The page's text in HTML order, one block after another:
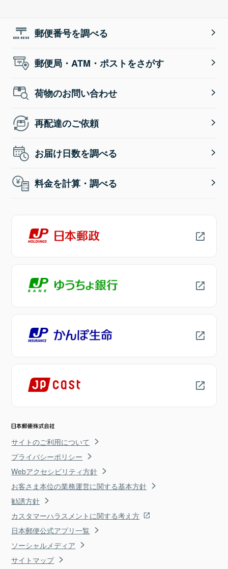
郵便番号を調べる
郵便局・ATM・ポストをさがす
荷物のお問い合わせ
再配達のご依頼
お届け日数を調べる
料金を計算・調べる
サイトのご利用について
プライバシーポリシー
Webアクセシビリティ方針
お客さま本位の業務運営に関する基本方針
勧誘方針
カスタマーハラスメントに関する考え方
日本郵便公式アプリ一覧
ソーシャルメディア
サイトマップ